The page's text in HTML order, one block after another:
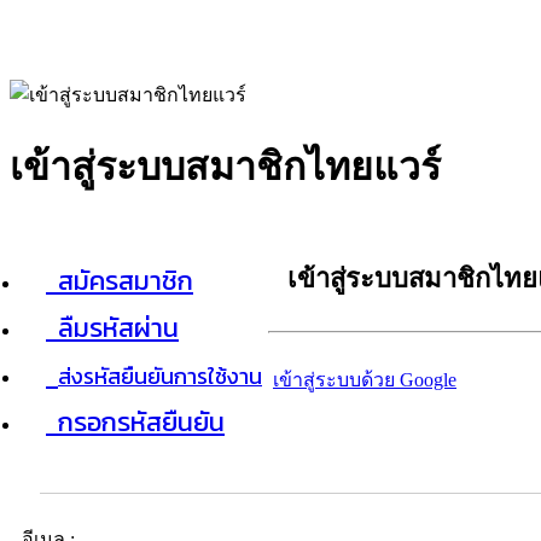
เข้าสู่ระบบสมาชิกไทยแวร์
สมัครสมาชิก
ลืมรหัสผ่าน
ส่งรหัสยืนยันการใช้งาน
กรอกรหัสยืนยัน
เข้าสู่ระบบสมาชิกไท
เข้าสู่ระบบด้วย Google